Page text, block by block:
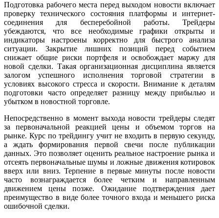
Подготовка рабочего места перед выходом новости включает
проверку технического состояния платформы и интернет-
соединения для бесперебойной работы. Трейдеры
убеждаются, что все необходимые графики открыты и
индикаторы настроены корректно для быстрого анализа
ситуации. Закрытие лишних позиций перед событием
снижает общие риски портфеля и освобождает маржу для
новой сделки. Такая организационная дисциплина является
залогом успешного исполнения торговой стратегии в
условиях высокого стресса и скорости. Внимание к деталям
подготовки часто определяет разницу между прибылью и
убытком в новостной торговле.
Непосредственно в момент выхода новости трейдеры следят
за первоначальной реакцией цены и объемом торгов на
рынке. Курс по трейдингу учит не входить в первую секунду,
а ждать формирования первой свечи после публикации
данных. Это позволяет оценить реальное настроение рынка и
отсеять первоначальные шумы и ложные движения котировок
вверх или вниз. Терпение в первые минуты после новости
часто вознаграждается более четким и направленным
движением цены позже. Ожидание подтверждения дает
преимущество в виде более точного входа и меньшего риска
ошибочной сделки.